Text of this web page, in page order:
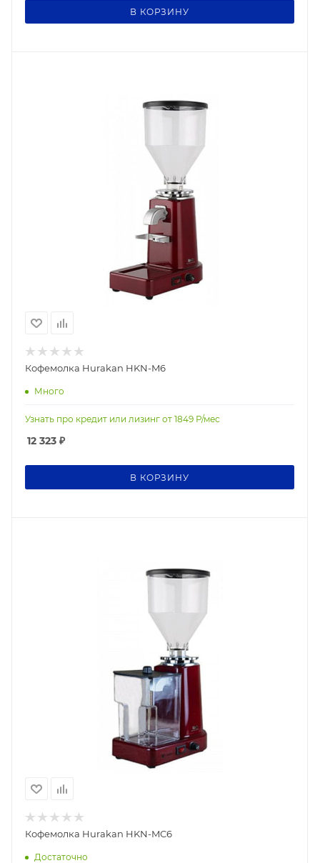
В КОРЗИНУ
Кофемолка Hurakan HKN-M6
Много
Узнать про кредит или лизинг от 1849 Р/мес
12 323 ₽
В КОРЗИНУ
Кофемолка Hurakan HKN-MC6
Достаточно